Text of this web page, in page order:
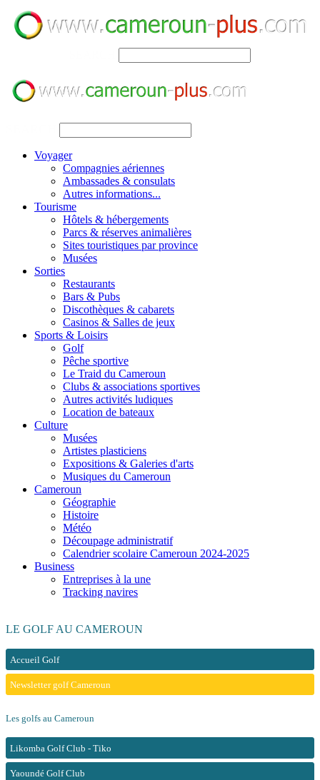
Voyager
Compagnies aériennes
Ambassades & consulats
Autres informations...
Tourisme
Hôtels & hébergements
Parcs & réserves animalières
Sites touristiques par province
Musées
Sorties
Restaurants
Bars & Pubs
Discothèques & cabarets
Casinos & Salles de jeux
Sports & Loisirs
Golf
Pêche sportive
Le Traid du Cameroun
Clubs & associations sportives
Autres activités ludiques
Location de bateaux
Culture
Musées
Artistes plasticiens
Expositions & Galeries d'arts
Musiques du Cameroun
Cameroun
Géographie
Histoire
Météo
Découpage administratif
Calendrier scolaire Cameroun 2024-2025
Business
Entreprises à la une
Tracking navires
LE GOLF AU CAMEROUN
Accueil Golf
Newsletter golf Cameroun
Les golfs au Cameroun
Likomba Golf Club - Tiko
Yaoundé Golf Club